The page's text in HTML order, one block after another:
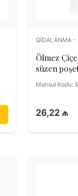
QIDALANMA -
Ölmez
süzen
Məhsul Kodu:
26,22 ₼